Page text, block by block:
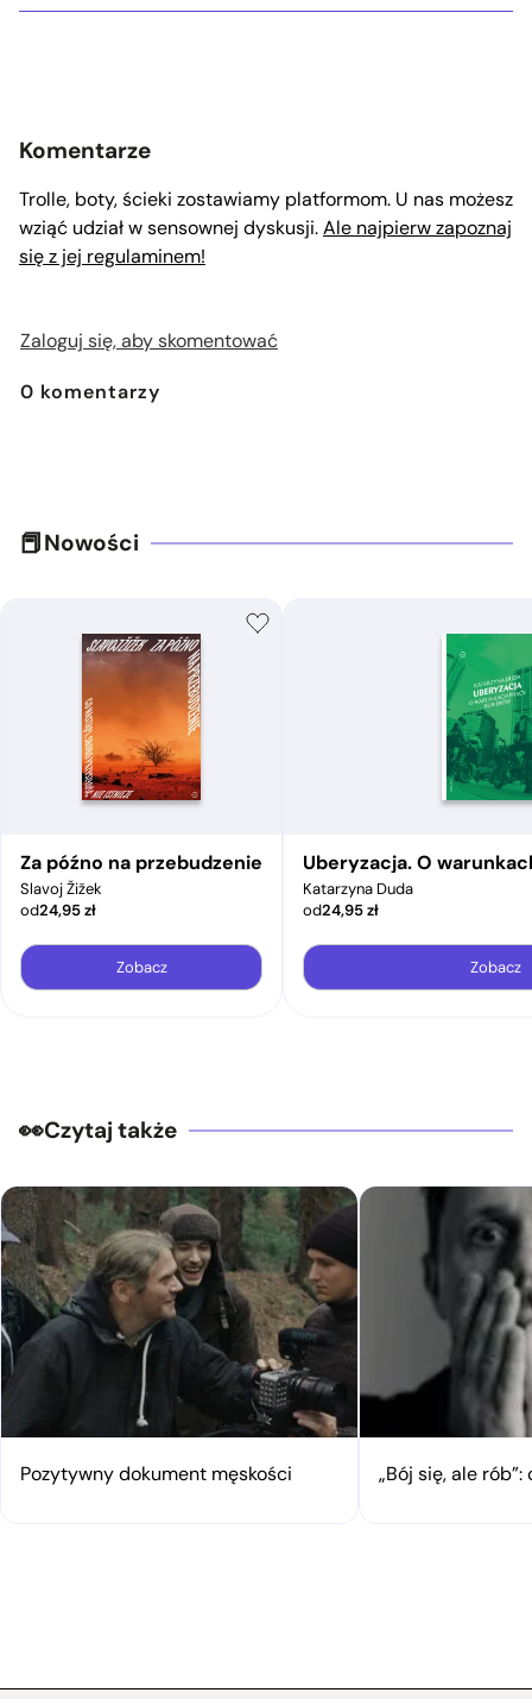
Komentarze
Trolle, boty, ścieki zostawiamy platformom. U nas możesz
wziąć udział w sensownej dyskusji.Ale najpierw zapoznaj
się z jej regulaminem!
Zaloguj się, aby skomentować
0 komentarzy
Nowości
Za późno na przebudzenie
Slavoj Žižek
od24,95zł
Zobacz
Uberyzacja. O
Katarzyna Duda
od24,95zł
Zobacz
Czytaj także
Pozytywny dokument męskości „Bój się, ale